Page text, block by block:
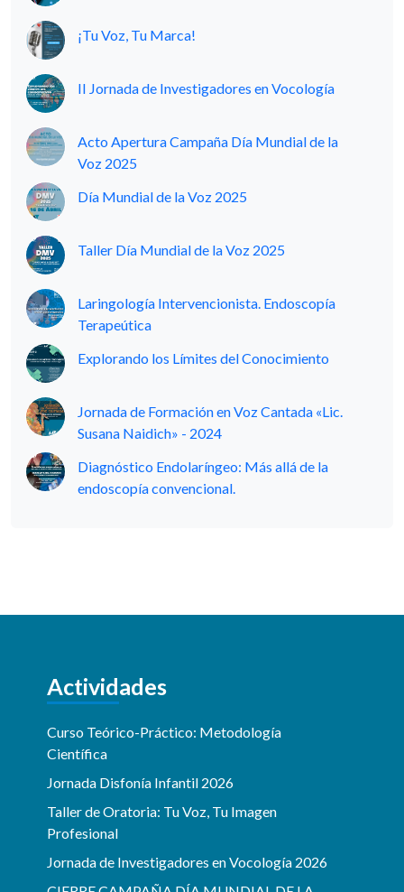
¡Tu Voz, Tu Marca!
II Jornada de Investigadores en Vocología
Acto Apertura Campaña Día Mundial de la
Voz 2025
Día Mundial de la Voz 2025
Taller Día Mundial de la Voz 2025
Laringología Intervencionista. Endoscopía
Terapeútica
Explorando los Límites del Conocimiento
Jornada de Formación en Voz Cantada «Lic.
Susana Naidich» - 2024
Diagnóstico Endolaríngeo: Más allá de la
endoscopía convencional.
Actividades
Curso Teórico-Práctico: Metodología
Científica
Jornada Disfonía Infantil 2026
Taller de Oratoria: Tu Voz, Tu Imagen
Profesional
Jornada de Investigadores en Vocología 2026